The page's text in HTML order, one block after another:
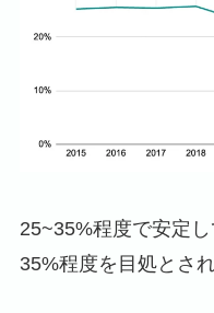
25~35%程度で安定
35%程度を目処とされ